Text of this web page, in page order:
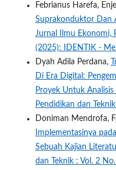
Febrianus Harefa,
Suprakonduktor Dan
Jurnal Ilmu Ekonomi,
(2025): IDENTIK -
Dyah Adila Perdana,
Di Era Digital:
Proyek Untuk
Pendidikan dan
Doniman Mendrofa,
Implementasinya
Sebuah Kajian
dan Teknik : Vol. 2